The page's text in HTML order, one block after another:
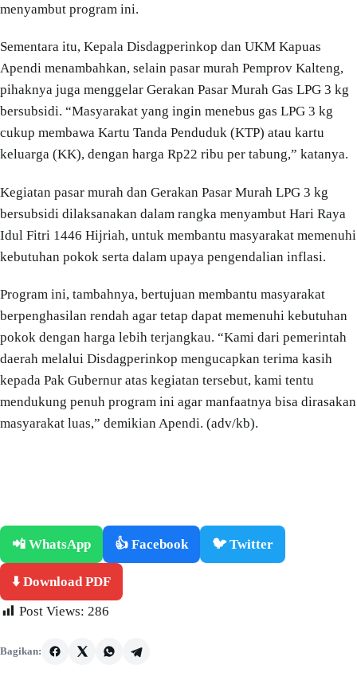
menyambut program ini.
Sementara itu, Kepala Disdagperinkop dan UKM Kapuas
Apendi menambahkan, selain pasar murah Pemprov Kalteng,
pihaknya juga menggelar Gerakan Pasar Murah Gas LPG 3 kg
bersubsidi. “Masyarakat yang ingin menebus gas LPG 3 kg
cukup membawa Kartu Tanda Penduduk (KTP) atau kartu
keluarga (KK), dengan harga Rp22 ribu per tabung,” katanya.
Kegiatan pasar murah dan Gerakan Pasar Murah LPG 3 kg
bersubsidi dilaksanakan dalam rangka menyambut Hari Raya
Idul Fitri 1446 Hijriah, untuk membantu masyarakat memenuhi
kebutuhan pokok serta dalam upaya pengendalian inflasi.
Program ini, tambahnya, bertujuan membantu masyarakat
berpenghasilan rendah agar tetap dapat memenuhi kebutuhan
pokok dengan harga lebih terjangkau. “Kami dari pemerintah
daerah melalui Disdagperinkop mengucapkan terima kasih
kepada Pak Gubernur atas kegiatan tersebut, kami tentu
mendukung penuh program ini agar manfaatnya bisa dirasakan
masyarakat luas,” demikian Apendi. (adv/kb).
📲 WhatsApp 👍 Facebook 🐦 Twitter
⬇️ Download PDF
Post Views: 286
Bagikan: